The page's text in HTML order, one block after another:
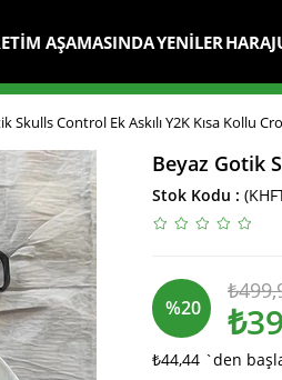
AŞAMASINDAYENİLER
Skulls Control Ek Askılı Y2K Kısa Kollu
Beyaz Gotik
Stok Kodu
%20
İndirim
₺44,44 `den